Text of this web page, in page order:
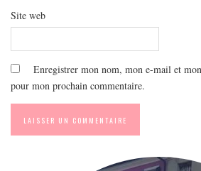
Site web
Enregistrer mon nom, mon e-mail et
pour mon prochain commentaire.